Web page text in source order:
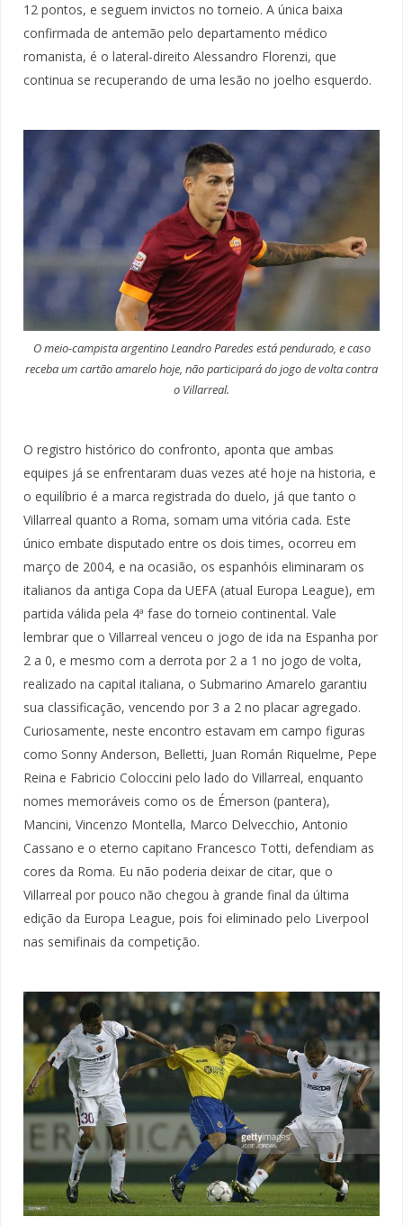
12 pontos, e seguem invictos no torneio. A única baixa
confirmada de antemão pelo departamento médico
romanista, é o lateral-direito Alessandro Florenzi, que
continua se recuperando de uma lesão no joelho esquerdo.
O meio-campista argentino Leandro Paredes está pendurado, e caso
receba um cartão amarelo hoje, não participará do jogo de volta contra
o Villarreal.
O registro histórico do confronto, aponta que ambas
equipes já se enfrentaram duas vezes até hoje na historia, e
o equilíbrio é a marca registrada do duelo, já que tanto o
Villarreal quanto a Roma, somam uma vitória cada. Este
único embate disputado entre os dois times, ocorreu em
março de 2004, e na ocasião, os espanhóis eliminaram os
italianos da antiga Copa da UEFA (atual Europa League), em
partida válida pela 4ª fase do torneio continental. Vale
lembrar que o Villarreal venceu o jogo de ida na Espanha por
2 a 0, e mesmo com a derrota por 2 a 1 no jogo de volta,
realizado na capital italiana, o Submarino Amarelo garantiu
sua classificação, vencendo por 3 a 2 no placar agregado.
Curiosamente, neste encontro estavam em campo figuras
como Sonny Anderson, Belletti, Juan Román Riquelme, Pepe
Reina e Fabricio Coloccini pelo lado do Villarreal, enquanto
nomes memoráveis como os de Émerson (pantera),
Mancini, Vincenzo Montella, Marco Delvecchio, Antonio
Cassano e o eterno capitano Francesco Totti, defendiam as
cores da Roma. Eu não poderia deixar de citar, que o
Villarreal por pouco não chegou à grande final da última
edição da Europa League, pois foi eliminado pelo Liverpool
nas semifinais da competição.